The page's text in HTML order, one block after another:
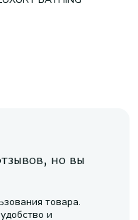
но вы
товара.
и